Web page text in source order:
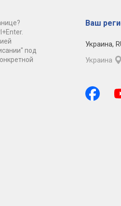
под
Ваш
Украина,
Украина